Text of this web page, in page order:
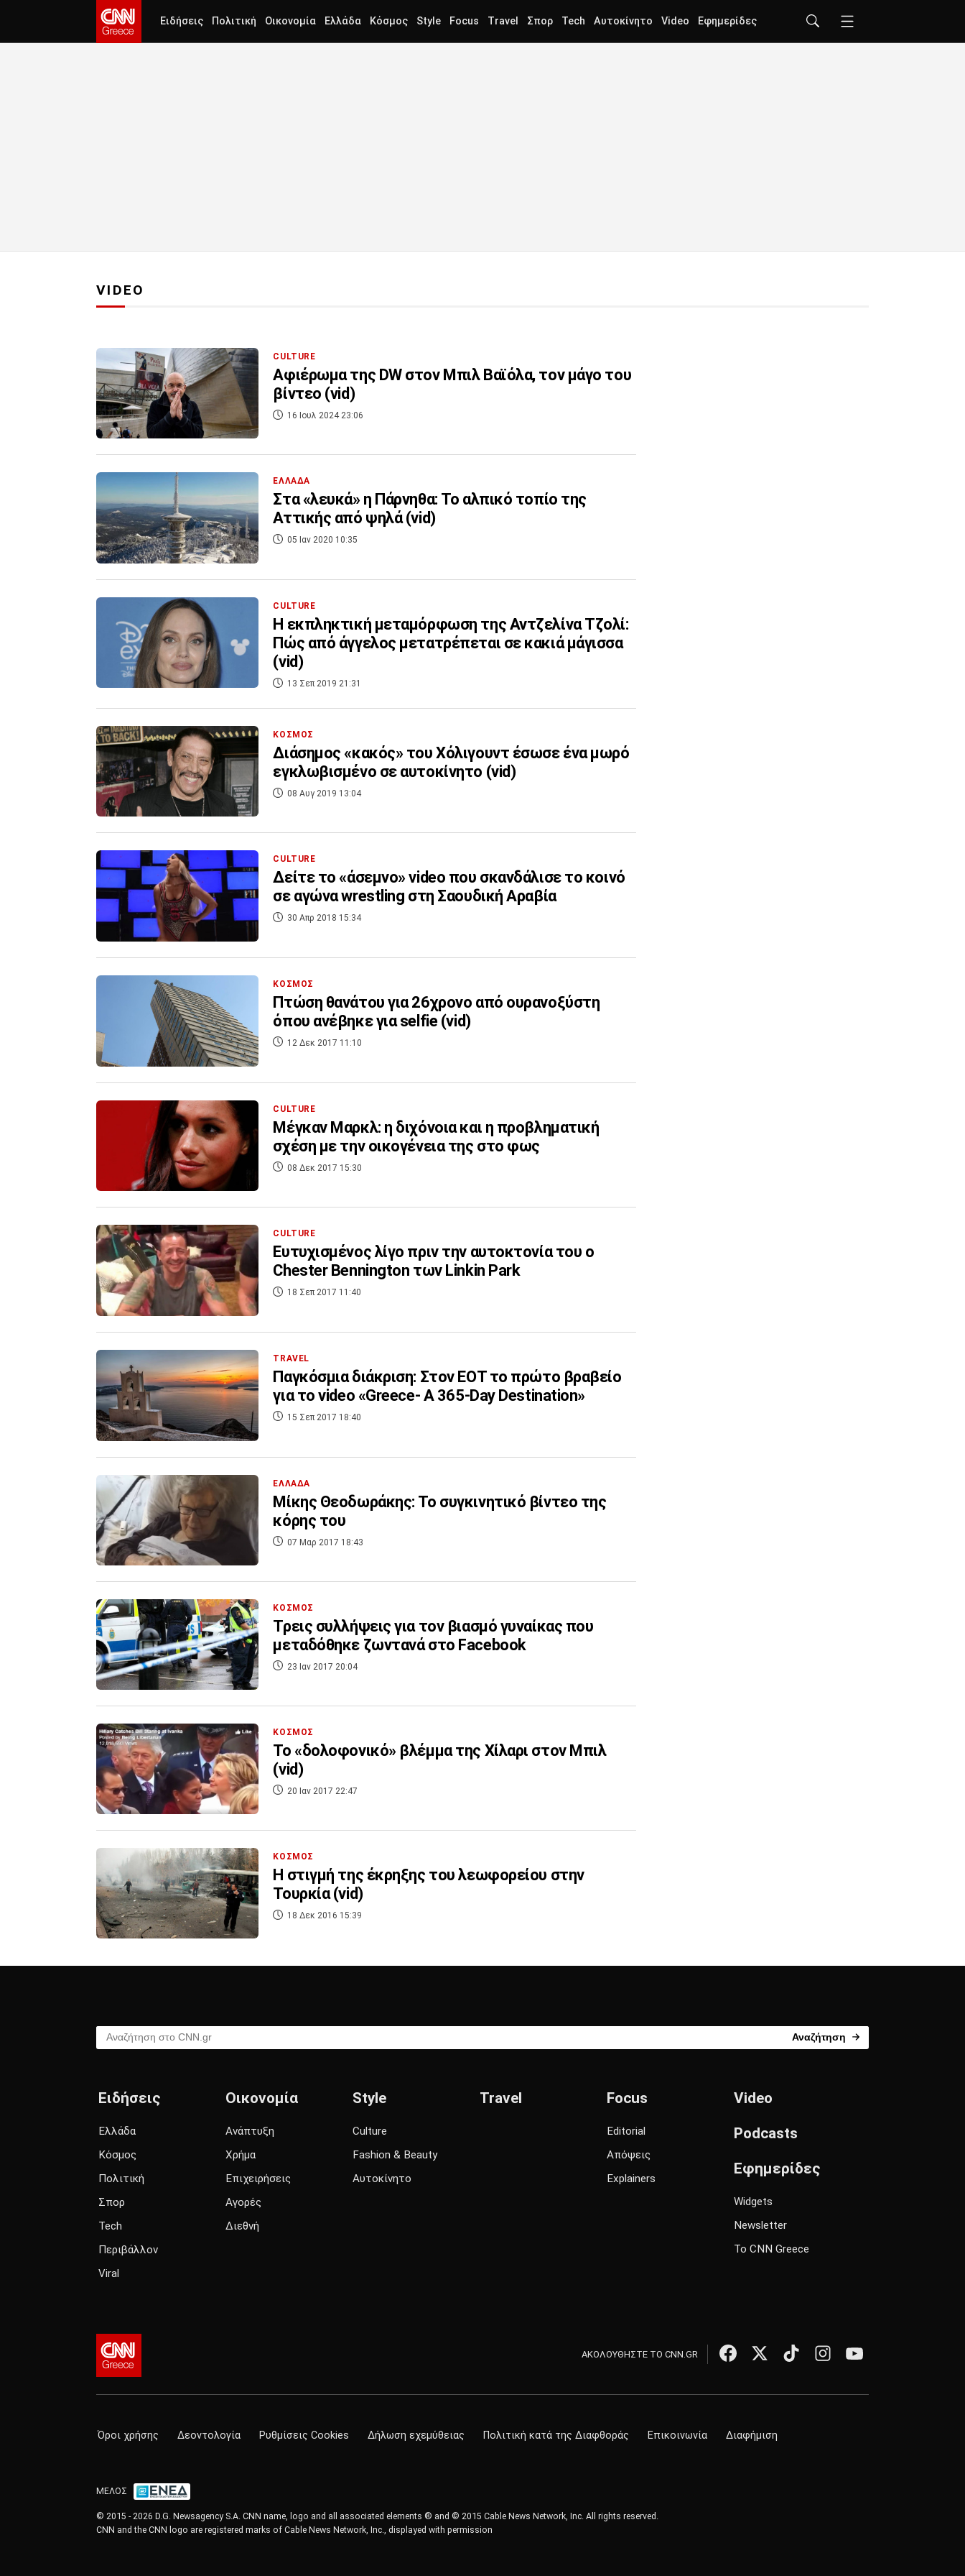
Ειδήσεις Πολιτική Οικονομία Ελλάδα Κόσμος Style Focus Travel Σπορ Tech Αυτοκίνητο Video Εφημερίδες
VIDEO
CULTURE
Αφιέρωμα της DW στον Μπιλ Βαϊόλα, τον μάγο του
βίντεο (vid)
16 Ιουλ 2024 23:06
ΕΛΛΑΔΑ
Στα «λευκά» η Πάρνηθα: Το αλπικό τοπίο της
Αττικής από ψηλά (vid)
05 Ιαν 2020 10:35
CULTURE
Η εκπληκτική μεταμόρφωση της Αντζελίνα Τζολί:
Πώς από άγγελος μετατρέπεται σε κακιά μάγισσα
(vid)
13 Σεπ 2019 21:31
ΚΟΣΜΟΣ
Διάσημος «κακός» του Χόλιγουντ έσωσε ένα μωρό
εγκλωβισμένο σε αυτοκίνητο (vid)
08 Αυγ 2019 13:04
CULTURE
Δείτε το «άσεμνο» video που σκανδάλισε το κοινό
σε αγώνα wrestling στη Σαουδική Αραβία
30 Απρ 2018 15:34
ΚΟΣΜΟΣ
Πτώση θανάτου για 26χρονο από ουρανοξύστη
όπου ανέβηκε για selfie (vid)
12 Δεκ 2017 11:10
CULTURE
Μέγκαν Μαρκλ: η διχόνοια και η προβληματική
σχέση με την οικογένεια της στο φως
08 Δεκ 2017 15:30
CULTURE
Eυτυχισμένος λίγο πριν την αυτοκτονία του ο
Chester Bennington των Linkin Park
18 Σεπ 2017 11:40
TRAVEL
Παγκόσμια διάκριση: Στον ΕΟΤ το πρώτο βραβείο
για το video «Greece- Α 365-Day Destination»
15 Σεπ 2017 18:40
ΕΛΛΑΔΑ
Μίκης Θεοδωράκης: Το συγκινητικό βίντεο της
κόρης του
07 Μαρ 2017 18:43
ΚΟΣΜΟΣ
Τρεις συλλήψεις για τον βιασμό γυναίκας που
μεταδόθηκε ζωντανά στο Facebook
23 Ιαν 2017 20:04
ΚΟΣΜΟΣ
Το «δολοφονικό» βλέμμα της Χίλαρι στον Μπιλ
(vid)
20 Ιαν 2017 22:47
ΚΟΣΜΟΣ
Η στιγμή της έκρηξης του λεωφορείου στην
Τουρκία (vid)
18 Δεκ 2016 15:39
Αναζήτηση στο CNN.gr Αναζήτηση
Ειδήσεις
Ελλάδα
Κόσμος
Πολιτική
Σπορ
Tech
Περιβάλλον
Viral
Οικονομία
Ανάπτυξη
Χρήμα
Επιχειρήσεις
Αγορές
Διεθνή
Style
Culture
Fashion & Beauty
Αυτοκίνητο
Travel Focus
Editorial
Απόψεις
Explainers
Video
Podcasts
Εφημερίδες
Widgets
Newsletter
Το CNN Greece
ΑΚΟΛΟΥΘΗΣΤΕ ΤΟ CNN.GR
Όροι χρήσης Δεοντολογία Ρυθμίσεις Cookies Δήλωση εχεμύθειας Πολιτική κατά της Διαφθοράς Επικοινωνία Διαφήμιση
ΜΕΛΟΣ
© 2015 - 2026 D.G. Newsagency S.A. CNN name, logo and all associated elements ® and © 2015 Cable News Network, Inc. All rights reserved.
CNN and the CNN logo are registered marks of Cable News Network, Inc., displayed with permission